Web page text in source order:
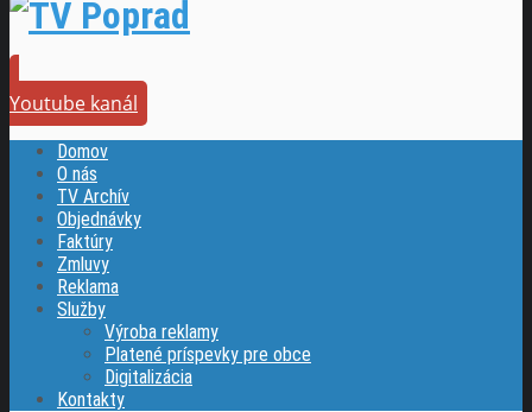
Youtube kanál
Domov
O nás
TV Archív
Objednávky
Faktúry
Zmluvy
Reklama
Služby
Výroba reklamy
Platené príspevky pre obce
Digitalizácia
Kontakty